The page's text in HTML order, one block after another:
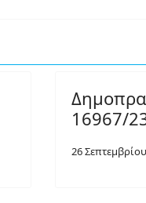
16967/
26